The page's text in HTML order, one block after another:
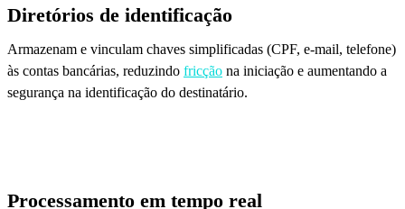
Diretórios de identificação
Armazenam e vinculam chaves simplificadas (CPF, e-mail, telefone)
às contas bancárias, reduzindo fricção na iniciação e aumentando a
segurança na identificação do destinatário.
Processamento em tempo real